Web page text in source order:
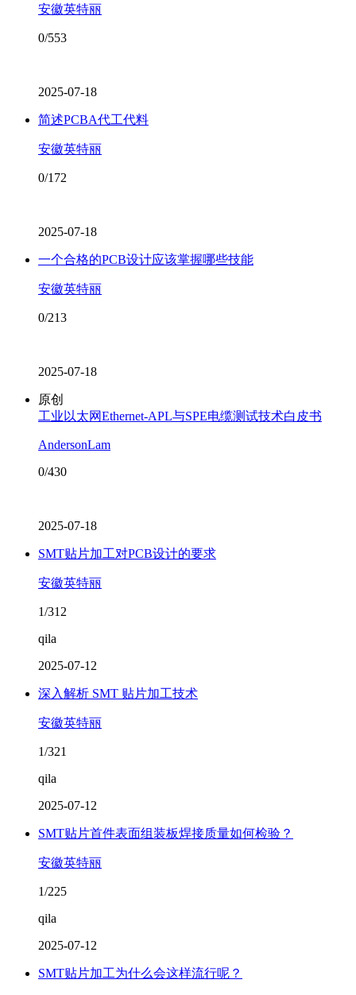
安徽英特丽
0/553
2025-07-18
简述PCBA代工代料
安徽英特丽
0/172
2025-07-18
一个合格的PCB设计应该掌握哪些技能
安徽英特丽
0/213
2025-07-18
原创
工业以太网Ethernet-APL与SPE电缆测试技术白皮书
AndersonLam
0/430
2025-07-18
SMT贴片加工对PCB设计的要求
安徽英特丽
1/312
qila
2025-07-12
深入解析 SMT 贴片加工技术
安徽英特丽
1/321
qila
2025-07-12
SMT贴片首件表面组装板焊接质量如何检验？
安徽英特丽
1/225
qila
2025-07-12
SMT贴片加工为什么会这样流行呢？